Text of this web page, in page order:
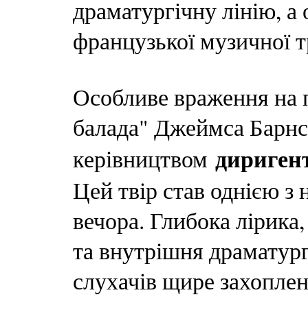
драматургічну лінію,
французької музичної
Особливе враження на
балада" Джеймса
керівництвом
Цей твір став однією
вечора. Глибока
та внутрішня
слухачів щире